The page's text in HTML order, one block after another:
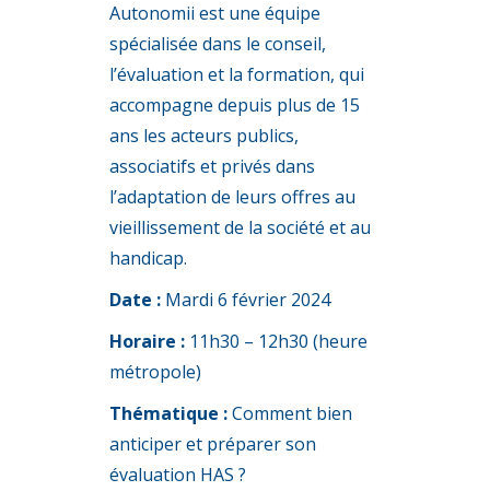
Autonomii est une équipe
spécialisée dans le conseil,
l’évaluation et la formation, qui
accompagne depuis plus de 15
ans les acteurs publics,
associatifs et privés dans
l’adaptation de leurs offres au
vieillissement de la société et au
handicap.
Date : Mardi 6 février 2024
Horaire : 11h30 – 12h30 (heure
métropole)
Thématique :Comment bien
anticiper et préparer son
évaluation HAS ?